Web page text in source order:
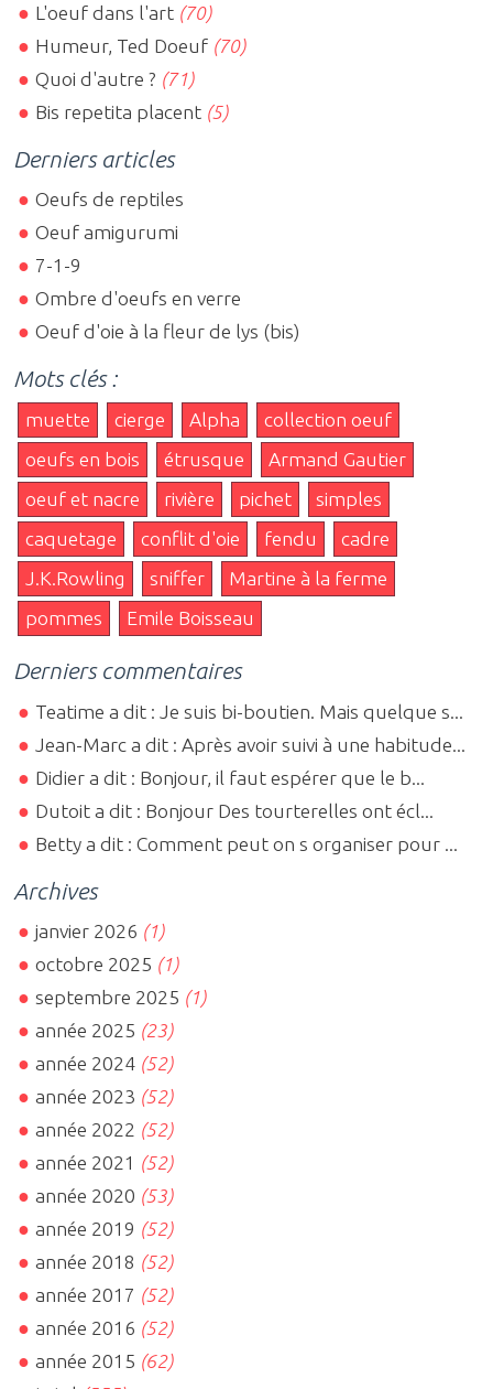
L'oeuf dans l'art (70)
Humeur, Ted Doeuf (70)
Quoi d'autre ? (71)
Bis repetita placent (5)
Derniers articles
Oeufs de reptiles
Oeuf amigurumi
7-1-9
Ombre d'oeufs en verre
Oeuf d'oie à la fleur de lys (bis)
Mots clés :
muette cierge Alpha
collection oeuf
oeufs en bois
étrusque
Armand Gautier
oeuf et nacre
rivière pichet
simples
caquetage
conflit d'oie fendu
cadre
J.K.Rowling
sniffer
Martine à la ferme
pommes
Emile Boisseau
Derniers commentaires
Teatime a dit : Je suis bi-boutien. Mais quelque s...
Jean-Marc a dit : Après avoir suivi à une habitude...
Didier a dit : Bonjour, il faut espérer que le b...
Dutoit a dit : Bonjour Des tourterelles ont écl...
Betty a dit : Comment peut on s organiser pour ...
Archives
janvier 2026 (1)
octobre 2025 (1)
septembre 2025 (1)
année 2025 (23)
année 2024 (52)
année 2023 (52)
année 2022 (52)
année 2021 (52)
année 2020 (53)
année 2019 (52)
année 2018 (52)
année 2017 (52)
année 2016 (52)
année 2015 (62)